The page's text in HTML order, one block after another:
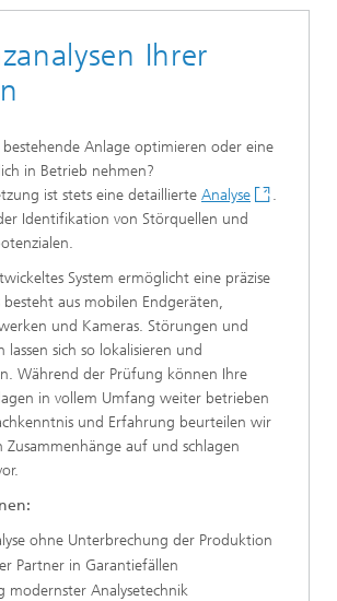
Ihrer
bestehende Anlage optimieren oder eine
in Betrieb nehmen?
ist stets eine detaillierte Analyse
.
Identifikation von Störquellen und
System ermöglicht eine präzise
besteht aus mobilen Endgeräten,
und Kameras. Störungen und
lassen sich so lokalisieren und
Während der Prüfung können Ihre
in vollem Umfang weiter betrieben
und Erfahrung beurteilen wir
Zusammenhänge auf und schlagen
ohne Unterbrechung der Produktion
Partner in Garantiefällen
modernster Analysetechnik